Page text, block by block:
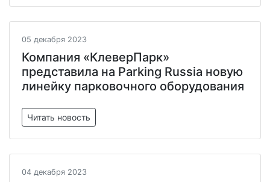
05 декабря 2023
Компания «КлеверПарк»
представила на Parking Russia новую
линейку парковочного оборудования
Читать новость
04 декабря 2023